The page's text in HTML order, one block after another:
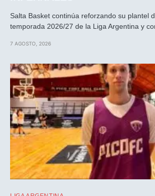
Salta Basket continúa reforzando su plantel
temporada 2026/27 de la Liga Argentina y
7 AGOSTO, 2026